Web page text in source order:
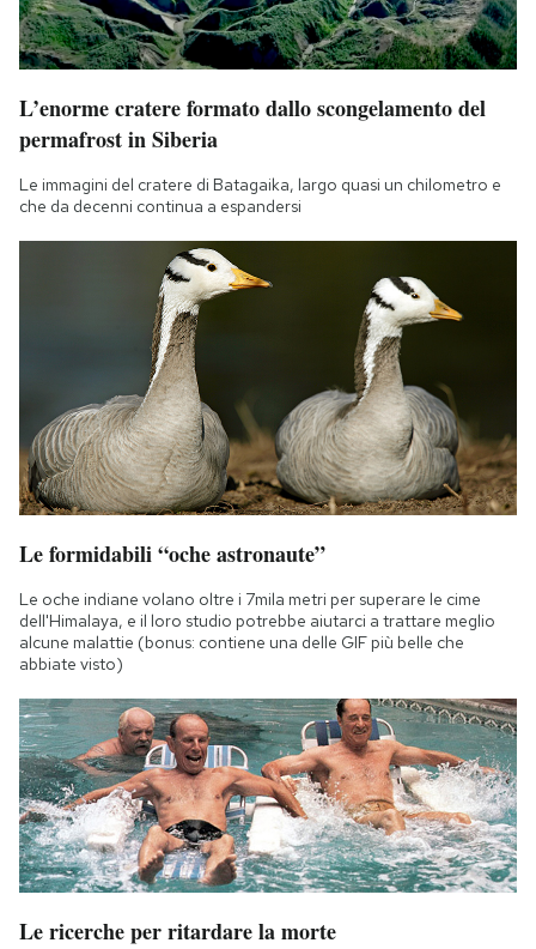
L’enorme cratere formato dallo scongelamento del
permafrost in Siberia
Le immagini del cratere di Batagaika, largo quasi un chilometro e
che da decenni continua a espandersi
Le formidabili “oche astronaute”
Le oche indiane volano oltre i 7mila metri per superare le cime
dell'Himalaya, e il loro studio potrebbe aiutarci a trattare meglio
alcune malattie (bonus: contiene una delle GIF più belle che
abbiate visto)
Le ricerche per ritardare la morte